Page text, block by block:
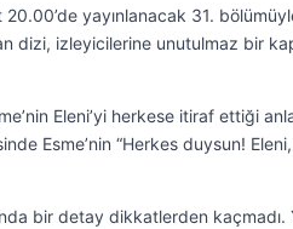
yayınlanacak 31.
dizi, izleyicilerine unutulmaz bir
Eleni’yi herkese itiraf ettiği
Esme’nin “Herkes duysun! Eleni,
bir detay dikkatlerden kaçmadı.